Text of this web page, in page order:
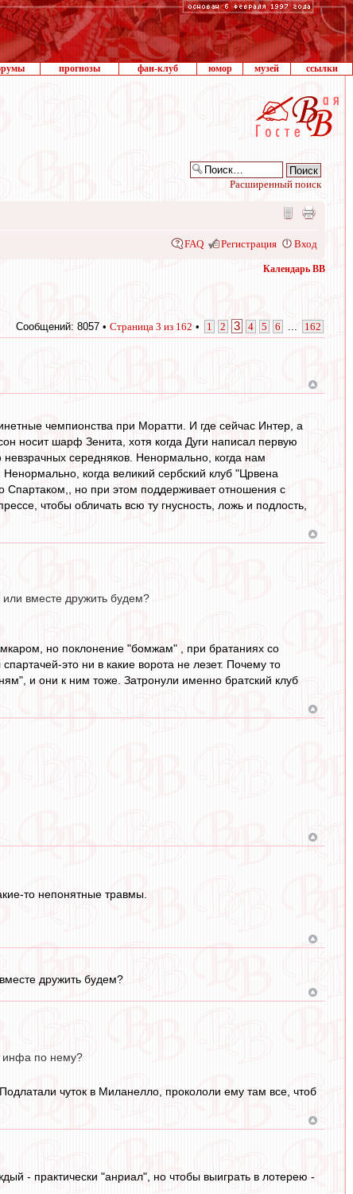
прогнозы фан-клуб юмор музей ссылки
Расширенный поиск
FAQ Регистрация Вход
Календарь ВВ
Сообщений: 8057 • Страница 3 из 162 • 1 2 3 4 5 6 162
чемпионства при Моратти. И где сейчас Интер, а
носит шарф Зенита, хотя когда Дуги написал первую
середняков. Ненормально, когда нам
когда великий сербский клуб "Црвена
Спартаком,, но при этом поддерживает отношения с
чтобы обличать всю ту гнусность, ложь и подлость,
или вместе дружить будем?
но поклонение "бомжам" , при братаниях со
это ни в какие ворота не лезет. Почему то
и они к ним тоже. Затронули именно братский клуб
то непонятные травмы.
дружить будем?
инфа по нему?
чуток в Миланелло, прокололи ему там все, чтоб
- практически "анриал", но чтобы выиграть в лотерею -